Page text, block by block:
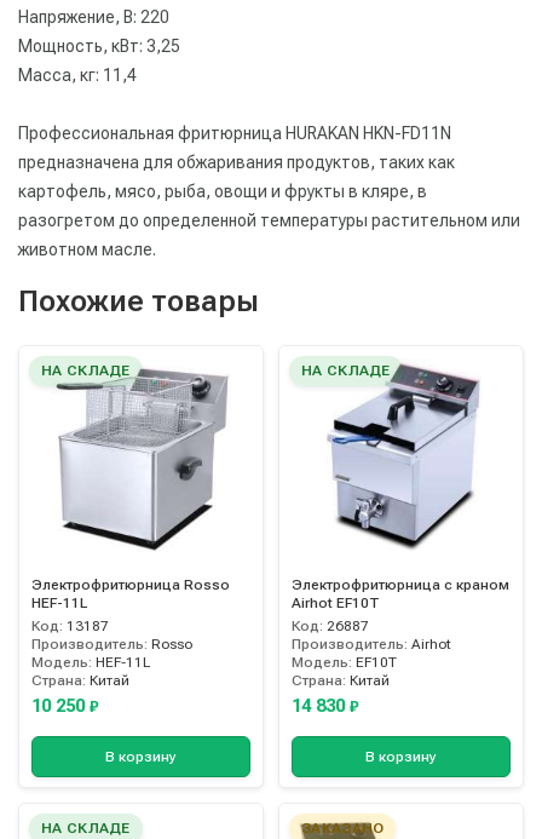
Напряжение, В: 220
Мощность, кВт: 3,25
Масса, кг: 11,4
Профессиональная фритюрница HURAKAN HKN-FD11N
предназначена для обжаривания продуктов, таких как
картофель, мясо, рыба, овощи и фрукты в кляре, в
разогретом до определенной температуры растительном или
животном масле.
Похожие товары
НА СКЛАДЕ
Электрофритюрница Rosso
HEF-11L
Код: 13187
Производитель: Rosso
Модель: HEF-11L
Страна: Китай
10 250 ₽
В корзину
НА СКЛАДЕ
Электрофритюрница с краном
Airhot EF10T
Код: 26887
Производитель: Airhot
Модель: EF10T
Страна: Китай
14 830 ₽
В корзину
НА СКЛАДЕ ЗАКАЗАНО